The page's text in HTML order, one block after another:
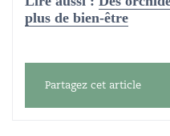
plus de bien-être
Partagez cet article